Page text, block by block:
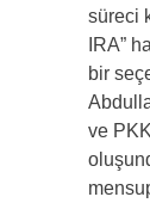
süreci
IRA”
bir
ve